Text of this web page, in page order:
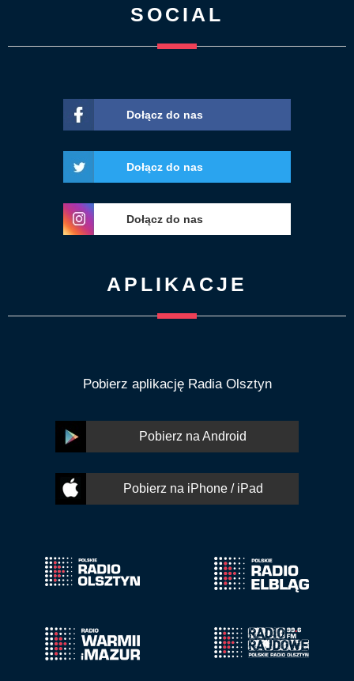
SOCIAL
Dołącz do nas
Dołącz do nas
Dołącz do nas
APLIKACJE
Pobierz aplikację Radia Olsztyn
Pobierz na Android
Pobierz na iPhone / iPad